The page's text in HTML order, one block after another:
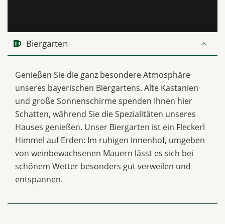
Biergarten
Genießen Sie die ganz besondere Atmosphäre
unseres bayerischen Biergartens. Alte Kastanien
und große Sonnenschirme spenden Ihnen hier
Schatten, während Sie die Spezialitäten unseres
Hauses genießen. Unser Biergarten ist ein Fleckerl
Himmel auf Erden: Im ruhigen Innenhof, umgeben
von weinbewachsenen Mauern lässt es sich bei
schönem Wetter besonders gut verweilen und
entspannen.